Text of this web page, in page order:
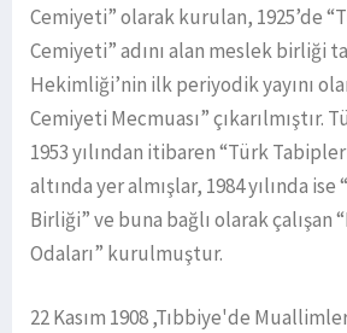
Cemiyeti” olarak kurulan, 1925’de
Cemiyeti” adını alan meslek birliği
Hekimliği’nin ilk periyodik yayını
Cemiyeti Mecmuası” çıkarılmıştır.
1953 yılından itibaren “Türk
altında yer almışlar, 1984 yılında
Birliği” ve buna bağlı olarak çalışan
Odaları” kurulmuştur.
22 Kasım 1908 ,Tıbbiye'de